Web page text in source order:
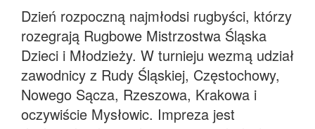
Dzień rozpoczną najmłodsi rugbyści, którzy
rozegrają Rugbowe Mistrzostwa Śląska
Dzieci i Młodzieży. W turnieju wezmą udział
zawodnicy z Rudy Śląskiej, Częstochowy,
Nowego Sącza, Rzeszowa, Krakowa i
oczywiście Mysłowic. Impreza jest